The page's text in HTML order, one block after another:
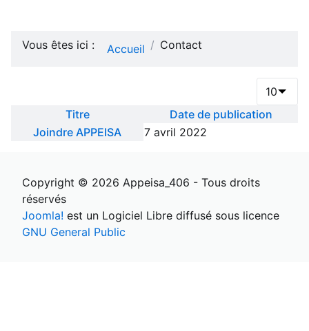
Vous êtes ici : Accueil Contact
Afficher #
Articles
Titre
Date de publication
Joindre APPEISA
7 avril 2022
Copyright © 2026 Appeisa_406 - Tous droits
réservés
Joomla! est un Logiciel Libre diffusé sous licence
GNU General Public